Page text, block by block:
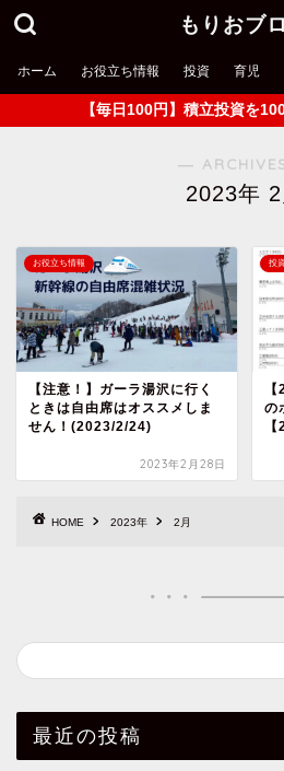
もりおブ
ホーム お役立ち情報 投資 育児
【毎日100円】積立投資を
―
2023年 2
お役立ち情報
【注意！】ガーラ湯沢に行く
ときは自由席はオススメしま
せん！(2023/2/24)
2023年2月28日
投
の
HOME 2023年 2月
最近の投稿